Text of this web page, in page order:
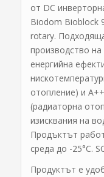
от DC
Biodom Bioblock
rotary.
производство
енергийна
отопление) и
(радиаторна
изисквания на
Продъктът
среда до -25°C.
Продуктът е